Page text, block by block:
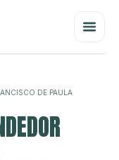
DE PAULA